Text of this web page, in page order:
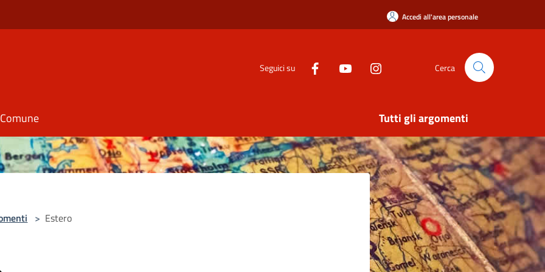
Accedi all'area personale
Seguici su Cerca
Tutti gli argomenti
> Estero